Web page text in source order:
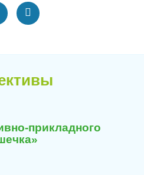
прикладного